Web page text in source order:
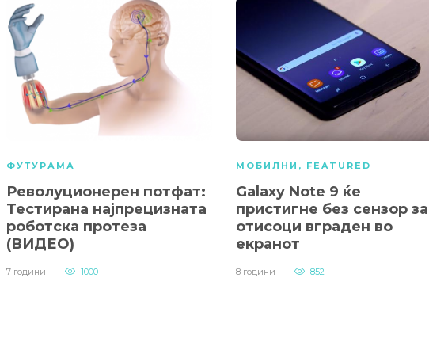
ФУТУРАМА
Револуционерен потфат:
Тестирана најпрецизната
роботска протеза
(ВИДЕО)
7 години 1000
МОБИЛНИ , FEATURED
Galaxy Note 9 ќе
пристигне без сензор за
отисоци вграден во
екранот
8 години 852